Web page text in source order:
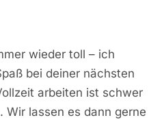
wieder toll – ich
bei deiner nächsten
arbeiten ist schwer
Wir lassen es dann gerne